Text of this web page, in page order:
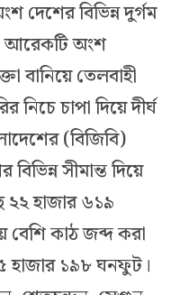
দেশের বিভিন্ন দুর্গম
আরেকটি অংশ
বানিয়ে তেলবাহী
চাপা দিয়ে দীর্ঘ
(বিজিবি)
সীমান্ত দিয়ে
২২ হাজার ৬১৯
কাঠ জব্দ করা
হাজার ১৯৮ ঘনফুট।